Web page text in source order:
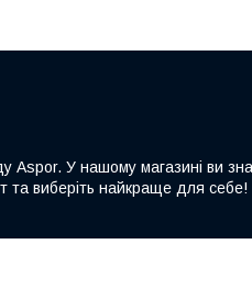
Aspor. У нашому магазині ви
та виберіть найкраще для себе!